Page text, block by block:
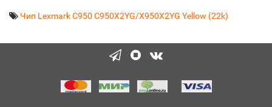
Чип Lexmark C950 C950X2YG/X950X2YG Yellow (22k)